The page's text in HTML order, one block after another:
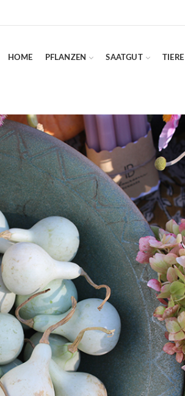
HOME PFLANZEN SAATGUT TIERE